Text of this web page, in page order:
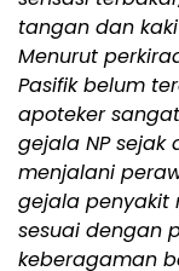
tangan dan
Menurut
Pasifik belum
apoteker
gejala NP sejak
menjalani
gejala penyakit
sesuai dengan
keberagaman